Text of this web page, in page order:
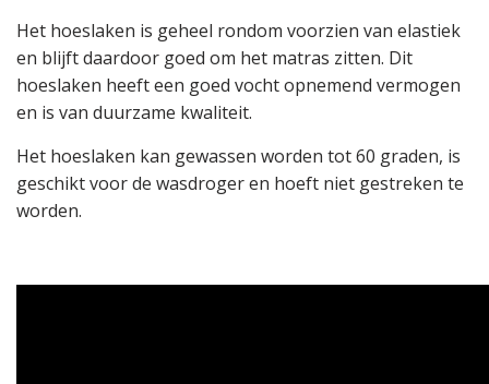
Het hoeslaken is geheel rondom voorzien van elastiek
en blijft daardoor goed om het matras zitten. Dit
hoeslaken heeft een goed vocht opnemend vermogen
en is van duurzame kwaliteit.
Het hoeslaken kan gewassen worden tot 60 graden, is
geschikt voor de wasdroger en hoeft niet gestreken te
worden.